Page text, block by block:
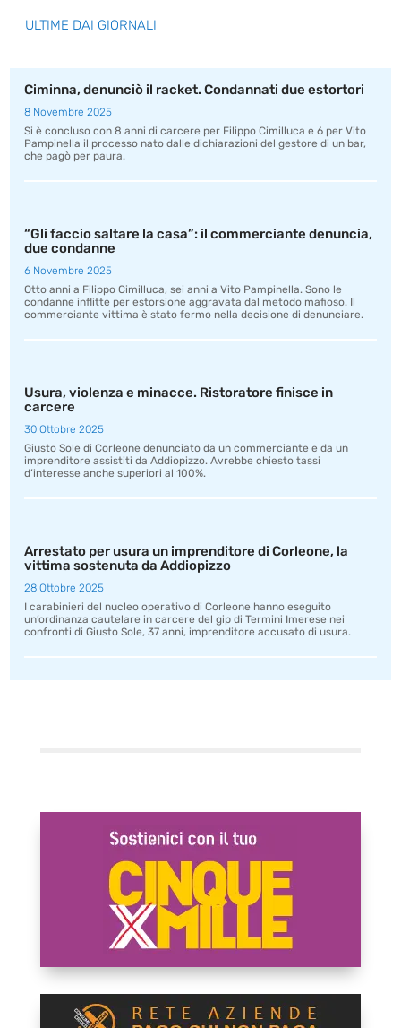
ULTIME DAI GIORNALI
Ciminna, denunciò il racket. Condannati due estortori
8 Novembre 2025
Si è concluso con 8 anni di carcere per Filippo Cimilluca e 6 per Vito
Pampinella il processo nato dalle dichiarazioni del gestore di un bar,
che pagò per paura.
“Gli faccio saltare la casa”: il commerciante denuncia,
due condanne
6 Novembre 2025
Otto anni a Filippo Cimilluca, sei anni a Vito Pampinella. Sono le
condanne inflitte per estorsione aggravata dal metodo mafioso. Il
commerciante vittima è stato fermo nella decisione di denunciare.
Usura, violenza e minacce. Ristoratore finisce in
carcere
30 Ottobre 2025
Giusto Sole di Corleone denunciato da un commerciante e da un
imprenditore assistiti da Addiopizzo. Avrebbe chiesto tassi
d’interesse anche superiori al 100%.
Arrestato per usura un imprenditore di Corleone, la
vittima sostenuta da Addiopizzo
28 Ottobre 2025
I carabinieri del nucleo operativo di Corleone hanno eseguito
un’ordinanza cautelare in carcere del gip di Termini Imerese nei
confronti di Giusto Sole, 37 anni, imprenditore accusato di usura.